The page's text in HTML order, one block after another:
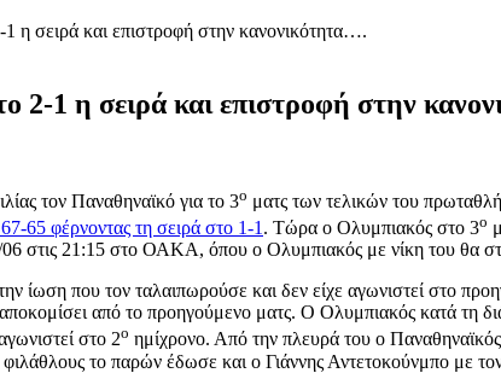
η σειρά και επιστροφή στην κανονικότητα….
2-1 η σειρά και επιστροφή στην
τον Παναθηναϊκό για το 3ο ματς των τελικών του
65 φέρνοντας τη σειρά στο 1-1 . Τώρα ο Ολυμπιακός στο 3ο
06 στις 21:15 στο ΟΑΚΑ, όπου ο Ολυμπιακός με νίκη του θα
ίωση που τον ταλαιπωρούσε και δεν είχε αγωνιστεί στο
από το προηγούμενο ματς. Ο Ολυμπιακός κατά τη
στο 2ο ημίχρονο. Από την πλευρά του ο
το παρών έδωσε και ο Γιάννης Αντετοκούνμπο με